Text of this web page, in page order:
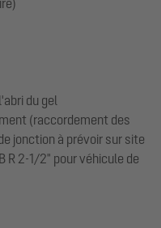
du gel
(raccordement des
jonction à prévoir sur site
R 2-1/2" pour véhicule de